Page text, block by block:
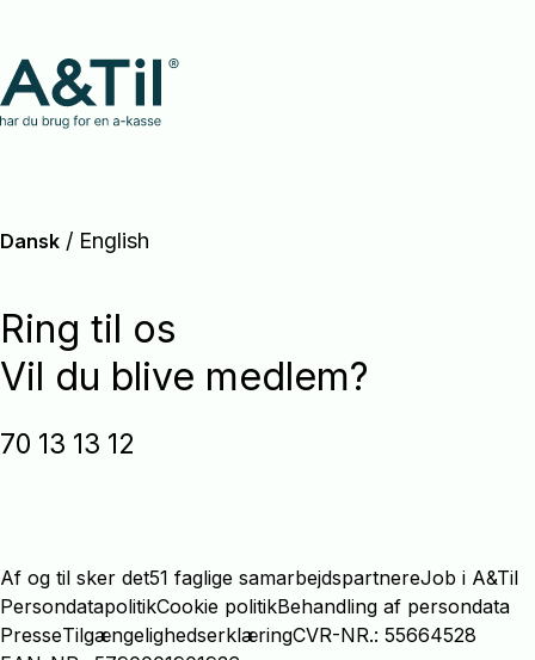
Dansk / English
Ring til os
Vil du blive medlem?
70 13 13 12
Af og til sker det51 faglige samarbejdspartnereJob i A&Til
PersondatapolitikCookie politikBehandling af persondata
PresseTilgængelighedserklæringCVR-NR.: 55664528